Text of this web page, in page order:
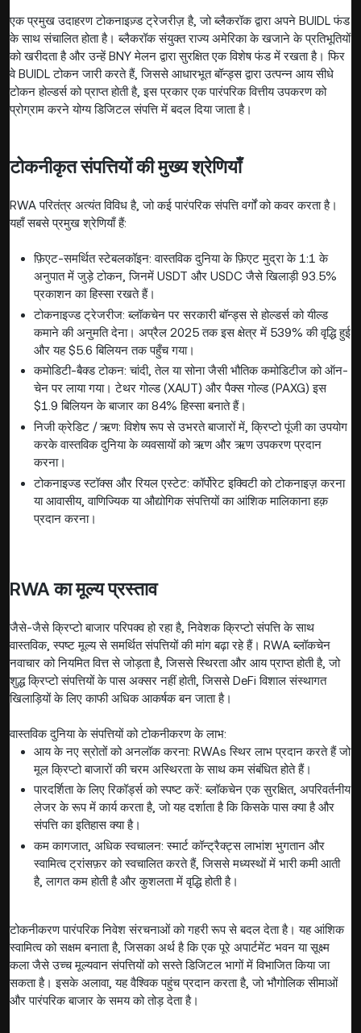
एक प्रमुख उदाहरण टोकनाइज़्ड ट्रेजरीज़ है, जो ब्लैकरॉक द्वारा अपने BUIDL फंड
के साथ संचालित होता है। ब्लैकरॉक संयुक्त राज्य अमेरिका के खजाने के प्रतिभूतियों
को खरीदता है और उन्हें BNY मेलन द्वारा सुरक्षित एक विशेष फंड में रखता है। फिर
वे BUIDL टोकन जारी करते हैं, जिससे आधारभूत बॉन्ड्स द्वारा उत्पन्न आय सीधे
टोकन होल्डर्स को प्राप्त होती है, इस प्रकार एक पारंपरिक वित्तीय उपकरण को
प्रोग्राम करने योग्य डिजिटल संपत्ति में बदल दिया जाता है।
टोकनीकृत संपत्तियों की मुख्य श्रेणियाँ
RWA परितंत्र अत्यंत विविध है, जो कई पारंपरिक संपत्ति वर्गों को कवर करता है।
यहाँ सबसे प्रमुख श्रेणियाँ हैं:
फ़िएट-समर्थित स्टेबलकॉइन: वास्तविक दुनिया के फ़िएट मुद्रा के 1:1 के
अनुपात में जुड़े टोकन, जिनमें USDT और USDC जैसे खिलाड़ी 93.5%
प्रकाशन का हिस्सा रखते हैं।
टोकनाइज्ड ट्रेजरीज: ब्लॉकचेन पर सरकारी बॉन्ड्स से होल्डर्स को यील्ड
कमाने की अनुमति देना। अप्रैल 2025 तक इस क्षेत्र में 539% की वृद्धि हुई
और यह $5.6 बिलियन तक पहुँच गया।
कमोडिटी-बैक्ड टोकन: चांदी, तेल या सोना जैसी भौतिक कमोडिटीज को ऑन-
चेन पर लाया गया। टेथर गोल्ड (XAUT) और पैक्स गोल्ड (PAXG) इस
$1.9 बिलियन के बाजार का 84% हिस्सा बनाते हैं।
निजी क्रेडिट / ऋण: विशेष रूप से उभरते बाजारों में, क्रिप्टो पूंजी का उपयोग
करके वास्तविक दुनिया के व्यवसायों को ऋण और ऋण उपकरण प्रदान
करना।
टोकनाइज्ड स्टॉक्स और रियल एस्टेट: कॉर्पोरेट इक्विटी को टोकनाइज़ करना
या आवासीय, वाणिज्यिक या औद्योगिक संपत्तियों का आंशिक मालिकाना हक़
प्रदान करना।
RWA का मूल्य प्रस्ताव
जैसे-जैसे क्रिप्टो बाजार परिपक्व हो रहा है, निवेशक क्रिप्टो संपत्ति के साथ
वास्तविक, स्पष्ट मूल्य से समर्थित संपत्तियों की मांग बढ़ा रहे हैं। RWA ब्लॉकचेन
नवाचार को नियमित वित्त से जोड़ता है, जिससे स्थिरता और आय प्राप्त होती है, जो
शुद्ध क्रिप्टो संपत्तियों के पास अक्सर नहीं होती, जिससे DeFi विशाल संस्थागत
खिलाड़ियों के लिए काफी अधिक आकर्षक बन जाता है।
वास्तविक दुनिया के संपत्तियों को टोकनीकरण के लाभ:
आय के नए स्रोतों को अनलॉक करना: RWAs स्थिर लाभ प्रदान करते हैं जो
मूल क्रिप्टो बाजारों की चरम अस्थिरता के साथ कम संबंधित होते हैं।
पारदर्शिता के लिए रिकॉर्ड्स को स्पष्ट करें: ब्लॉकचेन एक सुरक्षित, अपरिवर्तनीय
लेजर के रूप में कार्य करता है, जो यह दर्शाता है कि किसके पास क्या है और
संपत्ति का इतिहास क्या है।
कम कागजात, अधिक स्वचालन: स्मार्ट कॉन्ट्रैक्ट्स लाभांश भुगतान और
स्वामित्व ट्रांसफ़र को स्वचालित करते हैं, जिससे मध्यस्थों में भारी कमी आती
है, लागत कम होती है और कुशलता में वृद्धि होती है।
टोकनीकरण पारंपरिक निवेश संरचनाओं को गहरी रूप से बदल देता है। यह आंशिक
स्वामित्व को सक्षम बनाता है, जिसका अर्थ है कि एक पूरे अपार्टमेंट भवन या सूक्ष्म
कला जैसे उच्च मूल्यवान संपत्तियों को सस्ते डिजिटल भागों में विभाजित किया जा
सकता है। इसके अलावा, यह वैश्विक पहुंच प्रदान करता है, जो भौगोलिक सीमाओं
और पारंपरिक बाजार के समय को तोड़ देता है।